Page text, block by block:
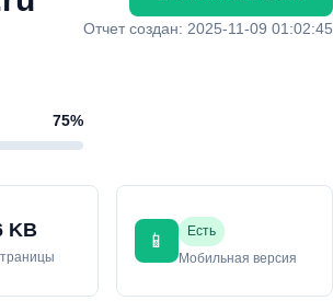
75%
Отчет создан: 2025-11-09 01:02:45
KB
📱
Есть
Мобильная версия